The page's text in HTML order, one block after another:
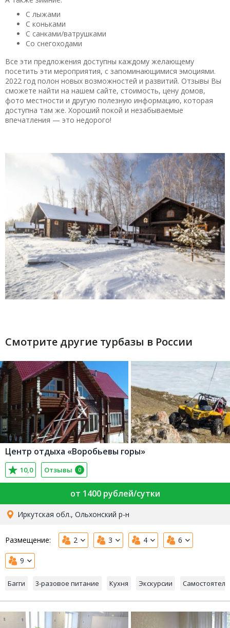
С лыжами
С коньками
С санками/ватрушками
Со снегоходами
Все эти предложения доступны каждому желающему
посетить эти мероприятия, с запоминающимися эмоциями.
2022 год полон новых возможностей и развитий. Отзывы Вы
сможете найти на нашем сайте, стоимость, цену домов,
фото местности и другую полезную информацию, которая
доступна там же. Хороший покой и незабываемые
впечатления — это недорого!
Смотрите другие турбазы в России
Центр отдыха «Воробьевы горы»
10,0 Отзывы 0
от 1400 рублей/сутки
Иркутская обл., Ольхонский р-н
Размещение: 2 3 4 6
9
Багги 3-разовое питание Кухня Экскурсии